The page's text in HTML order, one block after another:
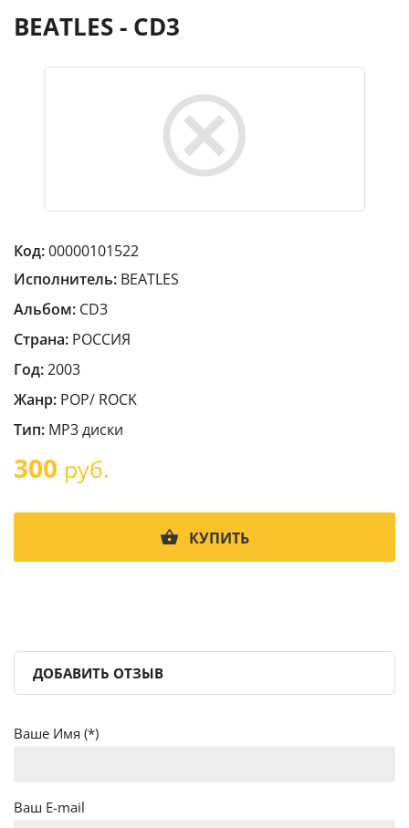
BEATLES - CD3
Код:00000101522
Исполнитель: BEATLES
Альбом: CD3
Страна: РОССИЯ
Год:2003
Жанр: POP/ ROCK
Тип: MP3 диски
300 руб.
КУПИТЬ
ДОБАВИТЬ ОТЗЫВ
Ваше Имя (*)
Ваш E-mail